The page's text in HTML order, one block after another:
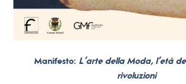
Manifesto: L’arte della Moda, l’età
rivoluzioni